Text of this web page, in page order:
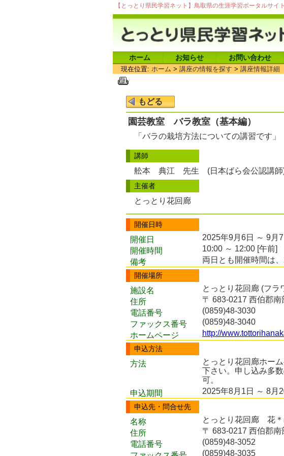
【とっとり県民学習ネット】鳥取県の生涯学習ポータルサイト
ホーム お知らせ お問い合わせ
現在位置: ホーム > 講座の情報を探す > 講座情報詳細
園芸教室 バラ教室（基本編）
「バラの栽培方法についての講習です」
講師
舩本 典江 先生 (日本ばら会公認講師
主催者
とっとり花回廊
開催日時
開催日
2025年9月6日 ～ 9月
開催時間
10:00 ～ 12:00 [午前]
備考
両日とも開催時間は
開催場所
施設名
とっとり花回廊 (フラ
住所
〒 683-0217 西伯郡
電話番号
(0859)48-3030
ファックス番号
(0859)48-3040
ホームページ
http://
申込方法
方法
とっとり花回廊ホー
下さい。申し込み多
可。
申込期間
2025年8月1日 ～ 8月
申込先・問合せ先
名称
とっとり花回廊 花
住所
〒 683-0217 西伯郡
電話番号
(0859)48-3052
(0859)48-3035